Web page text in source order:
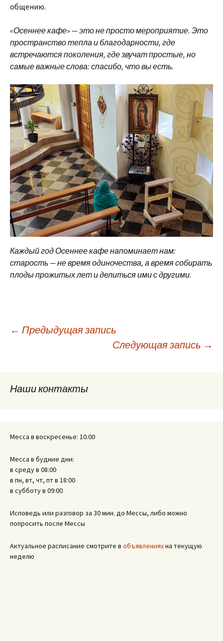
общению.
«Осеннее кафе» — это не просто мероприятие. Это
пространство тепла и благодарности, где
встречаются поколения, где звучат простые, но
самые важные слова: спасибо, что вы есть.
Каждый год Осеннее кафе напоминает нам:
старость — не время одиночества, а время собирать
плоды прожитых лет и делиться ими с другими.
Навигация
записям
← Предыдущая запись
Следующая запись →
Наши контакты
Месса в воскресенье: 10.00
Месса в будние дни:
в среду в 08:00
в пн, вт, чт, пт в 18:00
в субботу в 09:00
Исповедь или разговор за 30 мин. до Мессы, либо можно
попросить после Мессы
Актуальное расписание смотрите в объявленияхна текущую
неделю